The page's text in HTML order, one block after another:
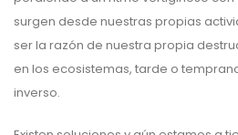
surgen desde nuestras propias
ser la razón de nuestra propia
en los ecosistemas, tarde o
inverso.